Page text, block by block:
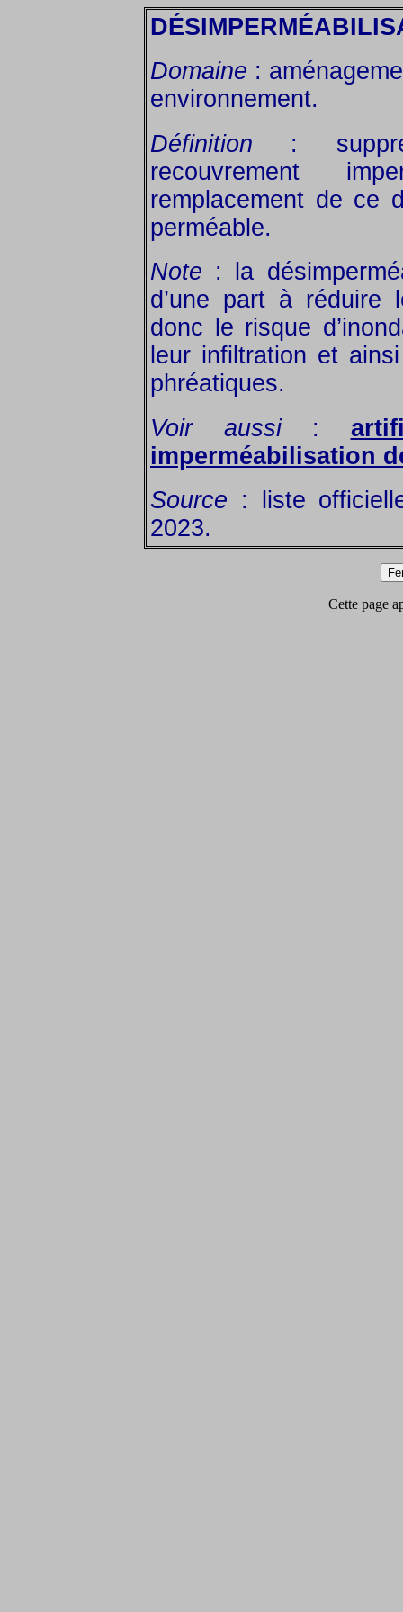
Domaine :
environnement.
Définition :
recouvrement
remplacement de ce
perméable.
Note : la
d’une part à réduire
donc le risque
leur infiltration et
phréatiques.
Voir aussi:
imperméabilisation
Source : liste
2023.
Cette page